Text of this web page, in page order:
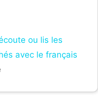
ou lis les
avec le français